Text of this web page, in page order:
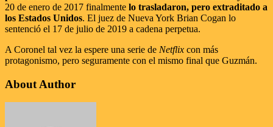
20 de enero de 2017 finalmente lo trasladaron, pero extraditado a
los Estados Unidos. El juez de Nueva York Brian Cogan lo
sentenció el 17 de julio de 2019 a cadena perpetua.
A Coronel tal vez la espere una serie de Netflix con más
protagonismo, pero seguramente con el mismo final que Guzmán.
About Author